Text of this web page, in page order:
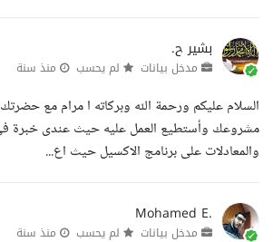
بشير ح.
مدخل بيانات لم يحسب منذ سنة
السلام عليكم ورحمة الله وبركاته ا مرام مع
مشروعك وأستطيع العمل عليه حيث عندى خبرة فى
والمعادلات على برنامج الاكسيل حيث اع...
Mohamed E.
مدخل بيانات لم يحسب منذ سنة